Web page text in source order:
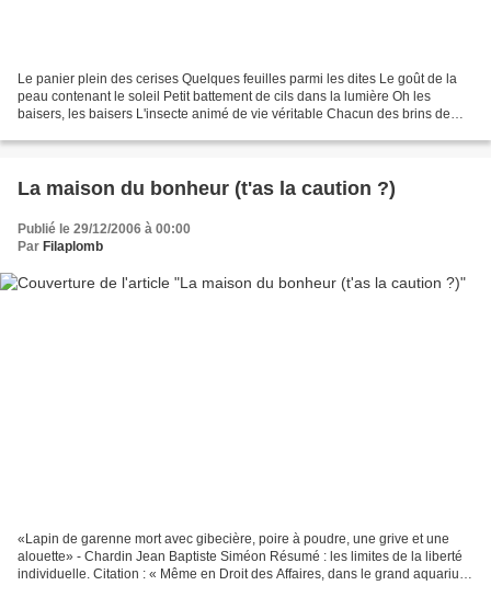
Le panier plein des cerises Quelques feuilles parmi les dites Le goût de la
peau contenant le soleil Petit battement de cils dans la lumière Oh les
baisers, les baisers L'insecte animé de vie véritable Chacun des brins de
La maison du bonheur (t'as la caution ?)
Publié le 29/12/2006 à 00:00
Par Filaplomb
«Lapin de garenne mort avec gibecière, poire à poudre, une grive et une
alouette» - Chardin Jean Baptiste Siméon Résumé : les limites de la liberté
individuelle. Citation : « Même en Droit des Affaires, dans le grand aquarium